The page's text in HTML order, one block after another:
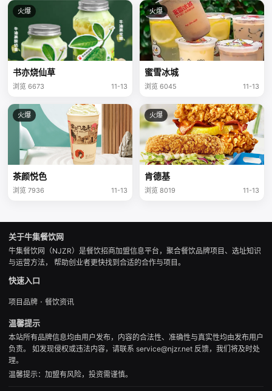
火爆
书亦烧仙草
浏览 6673 11-13
火爆
蜜雪冰城
浏览 6045 11-13
火爆
茶颜悦色
浏览 7936 11-13
火爆
肯德基
浏览 8019 11-13
关于牛集餐饮网
牛集餐饮网（NJZR）是餐饮招商加盟信息平台，聚合餐饮品牌项目、选址知识
与运营方法， 帮助创业者更快找到合适的合作与项目。
快速入口
项目品牌 · 餐饮资讯
温馨提示
本站所有品牌信息均由用户发布，内容的合法性、准确性与真实性均由发布用户
负责。 如发现侵权或违法内容，请联系 service@njzr.net 反馈，我们将及时处
理。
温馨提示：加盟有风险，投资需谨慎。